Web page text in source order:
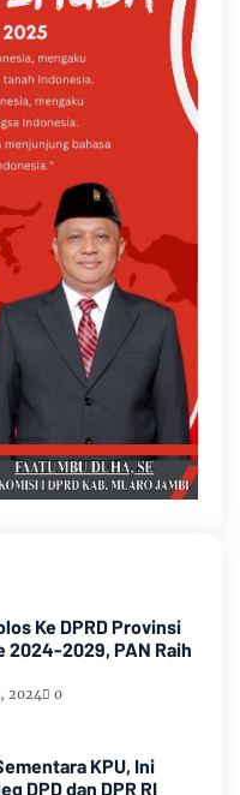
Ke DPRD Provinsi
2024-2029, PAN Raih
2024 0
KPU, Ini
DPD dan DPR RI